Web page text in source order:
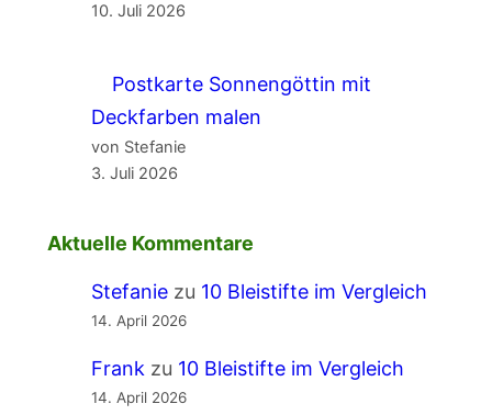
10. Juli 2026
Postkarte Sonnengöttin mit
Deckfarben malen
von Stefanie
3. Juli 2026
Aktuelle Kommentare
Stefaniezu 10 Bleistifte im Vergleich
14. April 2026
Frank zu 10 Bleistifte im Vergleich
14. April 2026